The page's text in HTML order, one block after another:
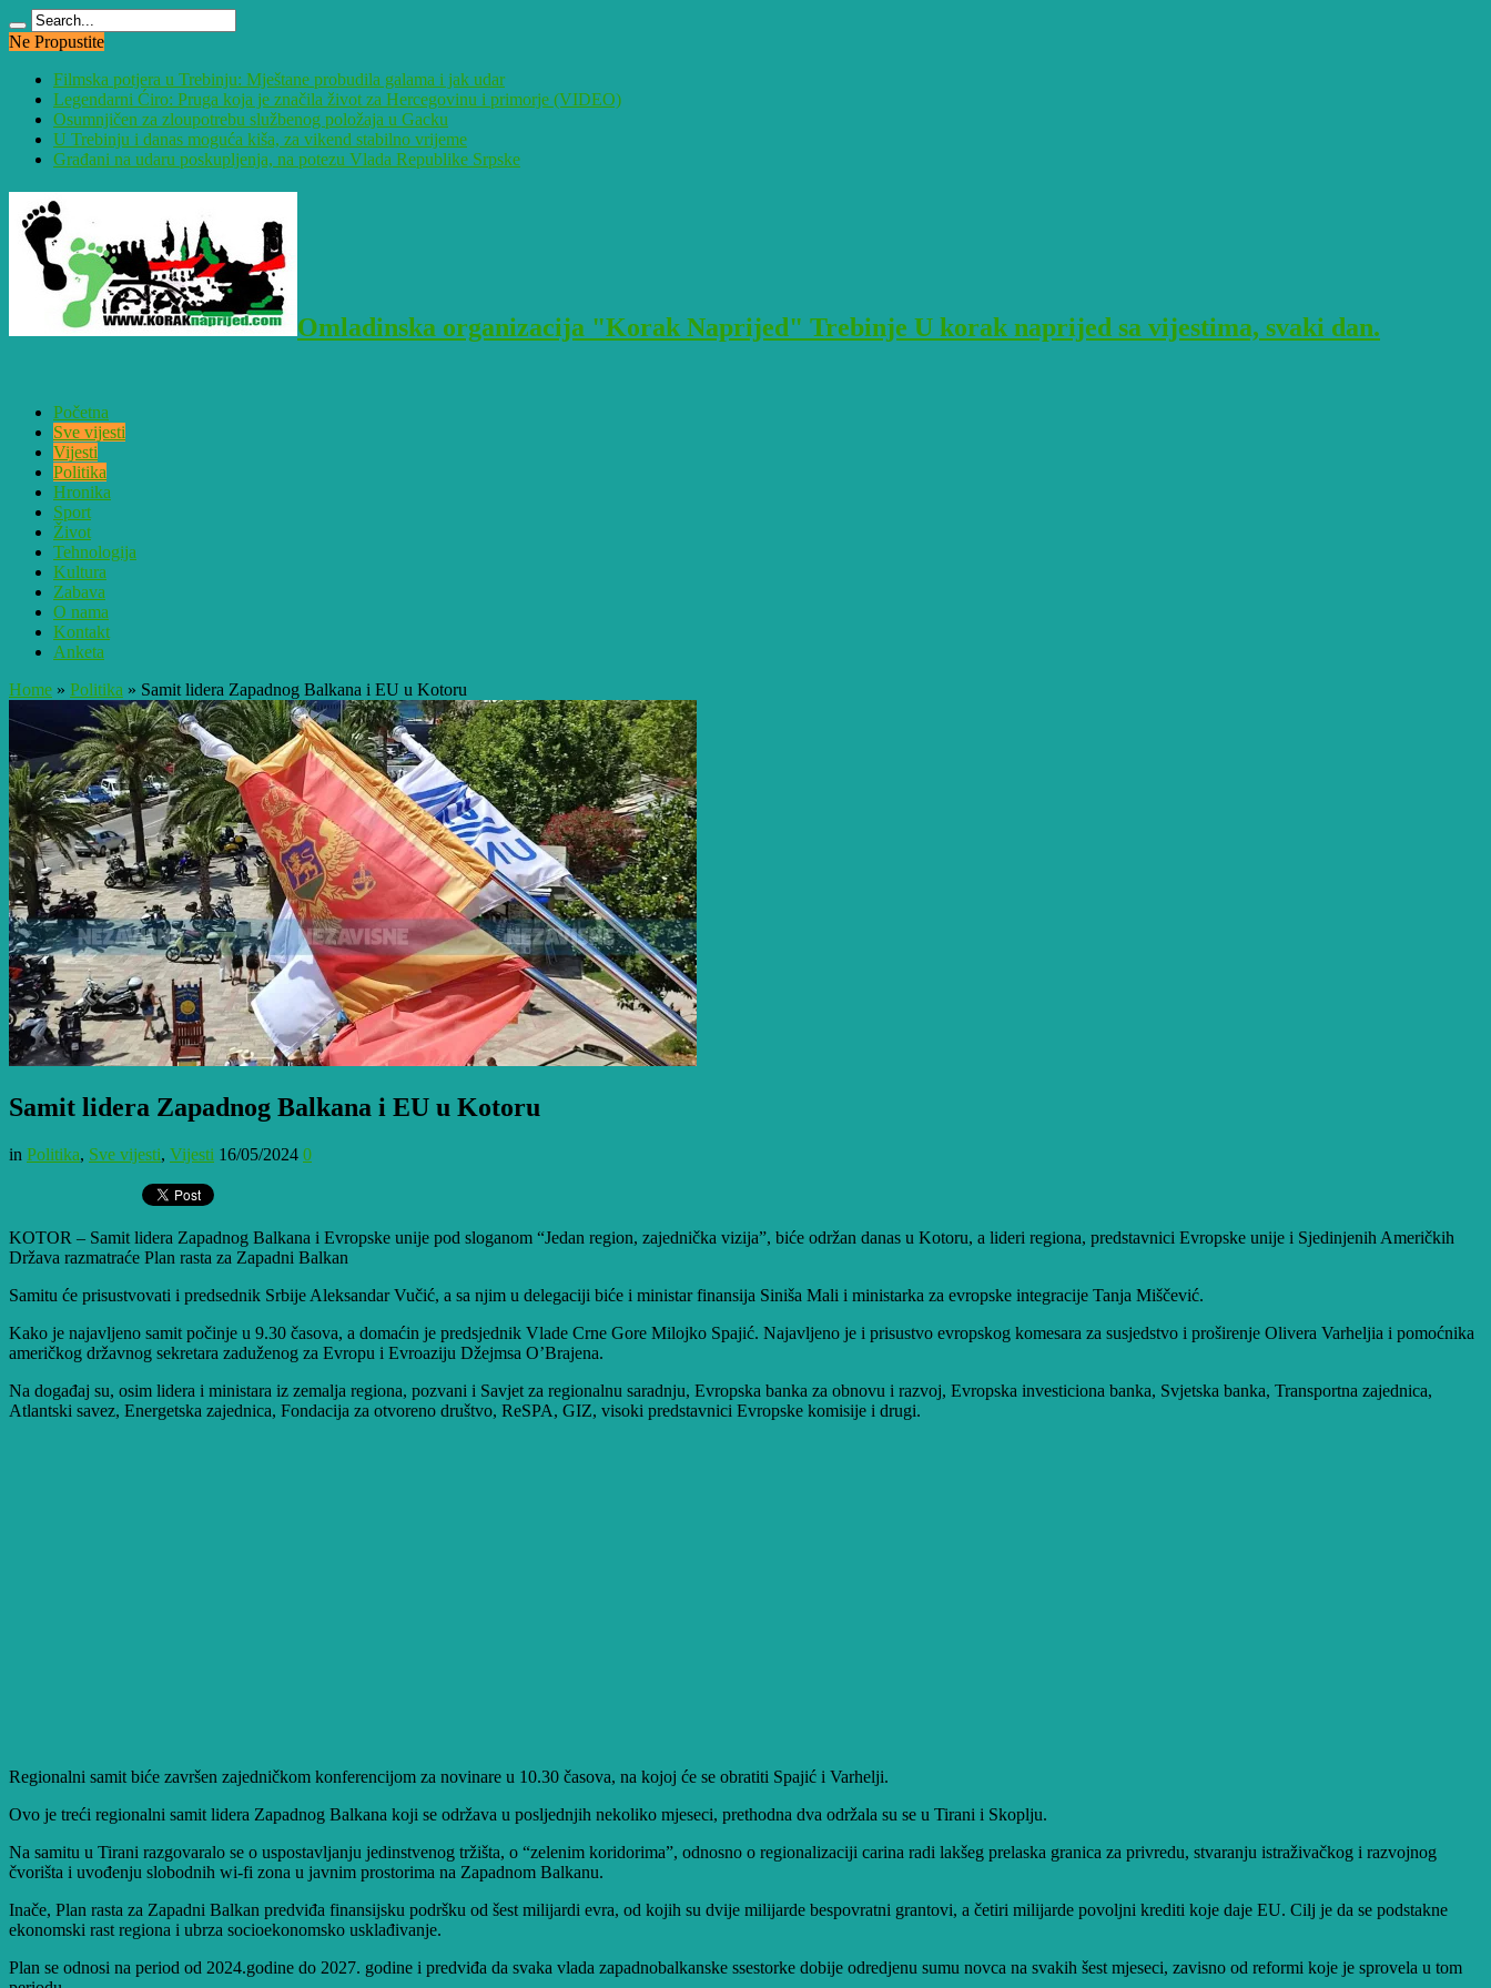
Ne Propustite
Filmska potjera u Trebinju: Mještane probudila galama i jak udar
Legendarni Ćiro: Pruga koja je značila život za Hercegovinu i primorje (VIDEO)
Osumnjičen za zloupotrebu službenog položaja u Gacku
U Trebinju i danas moguća kiša, za vikend stabilno vrijeme
Građani na udaru poskupljenja, na potezu Vlada Republike Srpske
Omladinska organizacija "Korak Naprijed" Trebinje U korak naprijed sa vijestima, svaki dan.
Početna
Sve vijesti
Vijesti
Politika
Hronika
Sport
Život
Tehnologija
Kultura
Zabava
O nama
Kontakt
Anketa
Home » Politika » Samit lidera Zapadnog Balkana i EU u Kotoru
Samit lidera Zapadnog Balkana i EU u Kotoru
in Politika, Sve vijesti, Vijesti 16/05/2024 0
KOTOR – Samit lidera Zapadnog Balkana i Evropske unije pod sloganom “Jedan region, zajednička vizija”, biće održan danas u Kotoru, a lideri regiona, predstavnici Evropske unije i Sjedinjenih Američkih
Država razmatraće Plan rasta za Zapadni Balkan
Samitu će prisustvovati i predsednik Srbije Aleksandar Vučić, a sa njim u delegaciji biće i ministar finansija Siniša Mali i ministarka za evropske integracije Tanja Miščević.
Kako je najavljeno samit počinje u 9.30 časova, a domaćin je predsjednik Vlade Crne Gore Milojko Spajić. Najavljeno je i prisustvo evropskog komesara za susjedstvo i proširenje Olivera Varheljia i pomoćnika
američkog državnog sekretara zaduženog za Evropu i Evroaziju Džejmsa O’Brajena.
Na događaj su, osim lidera i ministara iz zemalja regiona, pozvani i Savjet za regionalnu saradnju, Evropska banka za obnovu i razvoj, Evropska investiciona banka, Svjetska banka, Transportna zajednica,
Atlantski savez, Energetska zajednica, Fondacija za otvoreno društvo, ReSPA, GIZ, visoki predstavnici Evropske komisije i drugi.
Regionalni samit biće završen zajedničkom konferencijom za novinare u 10.30 časova, na kojoj će se obratiti Spajić i Varhelji.
Ovo je treći regionalni samit lidera Zapadnog Balkana koji se održava u posljednjih nekoliko mjeseci, prethodna dva održala su se u Tirani i Skoplju.
Na samitu u Tirani razgovaralo se o uspostavljanju jedinstvenog tržišta, o “zelenim koridorima”, odnosno o regionalizaciji carina radi lakšeg prelaska granica za privredu, stvaranju istraživačkog i razvojnog
čvorišta i uvođenju slobodnih wi-fi zona u javnim prostorima na Zapadnom Balkanu.
Inače, Plan rasta za Zapadni Balkan predviđa finansijsku podršku od šest milijardi evra, od kojih su dvije milijarde bespovratni grantovi, a četiri milijarde povoljni krediti koje daje EU. Cilj je da se podstakne
ekonomski rast regiona i ubrza socioekonomsko usklađivanje.
Plan se odnosi na period od 2024.godine do 2027. godine i predviđa da svaka vlada zapadnobalkanske ssestorke dobije odredjenu sumu novca na svakih šest mjeseci, zavisno od reformi koje je sprovela u tom